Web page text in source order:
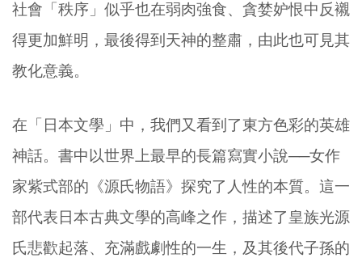
社會「秩序」似乎也在弱肉強食、貪婪妒恨中反襯
得更加鮮明，最後得到天神的整肅，由此也可見其
教化意義。
在「日本文學」中，我們又看到了東方色彩的英雄
神話。書中以世界上最早的長篇寫實小說──女作
家紫式部的《源氏物語》探究了人性的本質。這一
部代表日本古典文學的高峰之作，描述了皇族光源
氏悲歡起落、充滿戲劇性的一生，及其後代子孫的